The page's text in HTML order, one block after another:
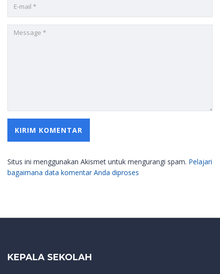
Situs ini menggunakan Akismet untuk mengurangi spam. Pelajari
bagaimana data komentar Anda diproses
KEPALA SEKOLAH